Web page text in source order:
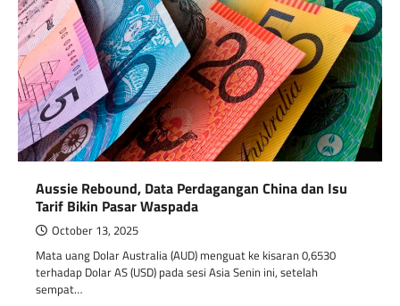
Aussie Rebound, Data Perdagangan China dan Isu
Tarif Bikin Pasar Waspada
October 13, 2025
Mata uang Dolar Australia (AUD) menguat ke kisaran 0,6530
terhadap Dolar AS (USD) pada sesi Asia Senin ini, setelah
sempat…